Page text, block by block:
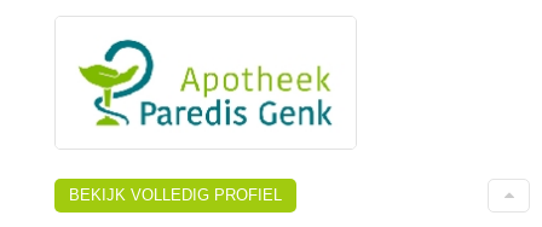
BEKIJK VOLLEDIG PROFIEL